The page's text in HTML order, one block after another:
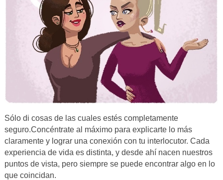
Sólo di cosas de las cuales estés completamente
seguro.Concéntrate al máximo para explicarte lo más
claramente y lograr una conexión con tu interlocutor. Cada
experiencia de vida es distinta, y desde ahí nacen nuestros
puntos de vista, pero siempre se puede encontrar algo en lo
que coincidan.